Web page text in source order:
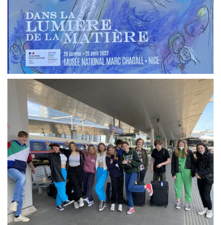
Georgigasse 85
8020 Graz
Telephone +43 50 248 021
Fax – NO longer in use
Educational Partners
Erasmus+
ESF\REACT Fördermaßnahme
Graz University of Technology
Gymnasium Steiermark
Institut Français d’Autriche
NASA
Sprachen Innovationsnetzwerk
Sprachennetzwerk Graz
University of Applied Sciences